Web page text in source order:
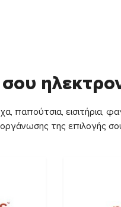
παπούτσια, εισιτήρια,
της επιλογής